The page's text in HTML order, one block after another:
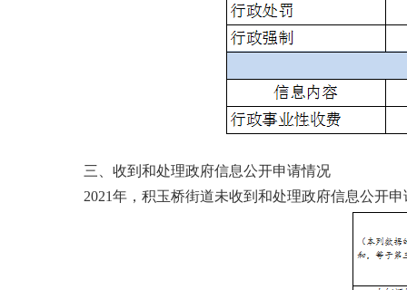
三、收到和处理政府信息公开申请情况
2021年，积玉桥街道未收到和处理政府信息公开申